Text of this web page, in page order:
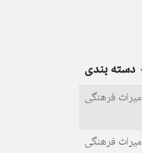
دسته بندی
میراث فرهنگی
میراث فرهنگی